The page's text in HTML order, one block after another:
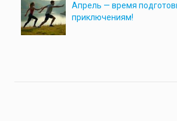
Апрель — время
приключениям!